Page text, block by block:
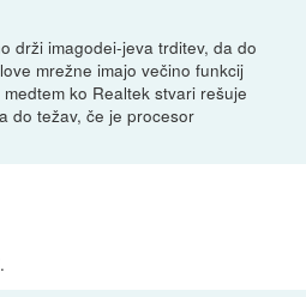
drži imagodei-jeva trditev, da do
mrežne imajo večino funkcij
ko Realtek stvari rešuje
do težav, če je procesor